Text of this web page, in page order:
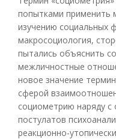
попытками применить
изучению социальных
макросоциология,
пытались объяснить
межличностные
новое значение
сферой
социометрию наряду
постулатов
реакционно-